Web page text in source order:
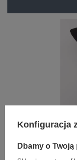
Konfiguracja
Dbamy o